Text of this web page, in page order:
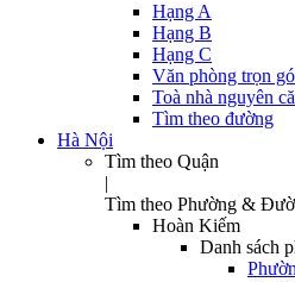
Hạng A
Hạng B
Hạng C
Văn phòng trọn
Toà nhà nguyên
Tìm theo đường
Hà Nội
Tìm theo Quận
|
Tìm theo Phường &
Hoàn Kiếm
Danh sách